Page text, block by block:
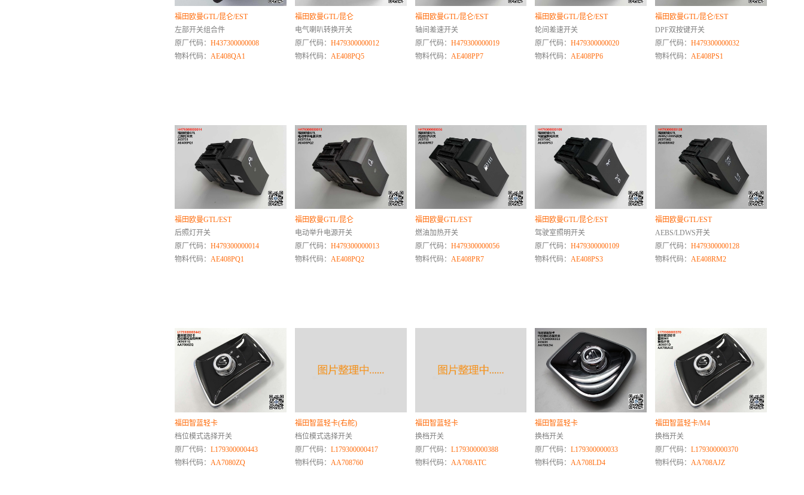
福田欧曼GTL/昆仑/EST
左部开关组合件
原厂代码： H437300000008
物料代码： AE408QA1
福田欧曼GTL/昆仑
电气喇叭转换开关
原厂代码： H479300000012
物料代码： AE408PQ5
福田欧曼GTL/昆仑/EST
轴间差速开关
原厂代码： H479300000019
物料代码： AE408PP7
福田欧曼GTL/昆仑/EST
轮间差速开关
原厂代码：H479300000020
物料代码：AE408PP6
福田欧曼GTL/昆仑/EST
DPF双按键开关
原厂代码：H479300000032
物料代码：AE408PS1
福田欧曼GTL/EST
后照灯开关
原厂代码： H479300000014
物料代码： AE408PQ1
福田欧曼GTL/昆仑
电动举升电源开关
原厂代码： H479300000013
物料代码： AE408PQ2
福田欧曼GTL/EST
燃油加热开关
原厂代码： H479300000056
物料代码： AE408PR7
福田欧曼GTL/昆仑/EST
驾驶室照明开关
原厂代码：H479300000109
物料代码：AE408PS3
福田欧曼GTL/EST
AEBS/LDWS开关
原厂代码：H479300000128
物料代码：AE408RM2
福田智蓝轻卡
档位模式选择开关
原厂代码： L179300000443
物料代码： AA7080ZQ
福田智蓝轻卡(右舵)
档位模式选择开关
原厂代码： L179300000417
物料代码： AA708760
福田智蓝轻卡
换档开关
原厂代码： L179300000388
物料代码：
AA708ATC
福田智蓝轻卡
换档开关
原厂代码：L179300000033
物料代码： AA708LD4
福田智蓝轻卡/M4
换档开关
原厂代码：L179300000370
物料代码： AA708AJZ